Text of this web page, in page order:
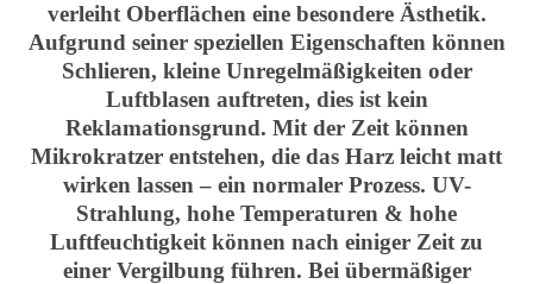
verleiht Oberflächen eine besondere Ästhetik.
Aufgrund seiner speziellen Eigenschaften können
Schlieren, kleine Unregelmäßigkeiten oder
Luftblasen auftreten, dies ist kein
Reklamationsgrund. Mit der Zeit können
Mikrokratzer entstehen, die das Harz leicht matt
wirken lassen – ein normaler Prozess. UV-
Strahlung, hohe Temperaturen & hohe
Luftfeuchtigkeit können nach einiger Zeit zu
einer Vergilbung führen. Bei übermäßiger